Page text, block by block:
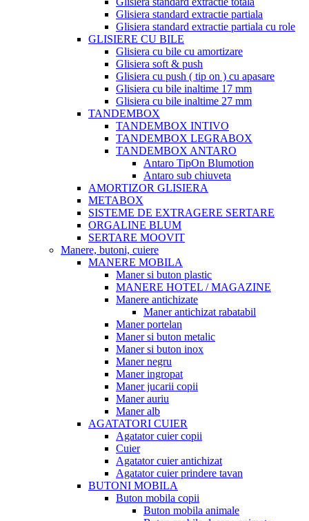
Glisiera standard extractie partiala
Glisiera standard extractie partiala cu role
GLISIERE CU BILE
Glisiera cu bile cu amortizare
Glisiera soft & push
Glisiera cu push ( tip on ) cu apasare
Glisiera cu bile inaltime 17 mm
Glisiera cu bile inaltime 27 mm
TANDEMBOX
TANDEMBOX INTIVO
TANDEMBOX LEGRABOX
TANDEMBOX ANTARO
Antaro TipOn Blumotion
Antaro sub chiuveta
AMORTIZOR GLISIERA
METABOX
SISTEME DE EXTRAGERE SERTARE
ORGALINE BLUM
SERTARE MOOVIT
Manere, butoni, cuiere
MANERE MOBILA
Maner si buton plastic
MANERE HOTEL / MAGAZINE
Manere antichizate
Maner antichizat rabatabil
Maner portelan
Maner si buton metalic
Maner si buton inox
Maner negru
Maner ingropat
Maner jucarii copii
Maner auriu
Maner alb
AGATATORI CUIER
Agatator cuier copii
Cuier
Agatator cuier antichizat
Agatator cuier prindere tavan
BUTONI MOBILA
Buton mobila copii
Buton mobila animale